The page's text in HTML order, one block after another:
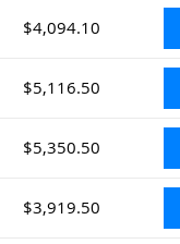
$4,094.10
$5,116.50
$5,350.50
$3,919.50